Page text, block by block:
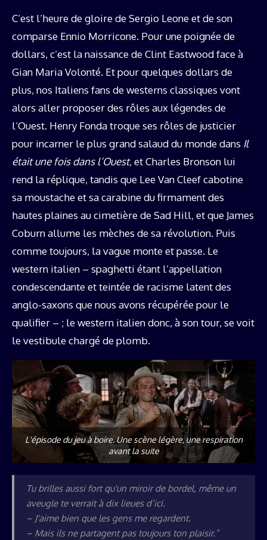
C’est l’heure de gloire de Sergio Leone et de son
comparse Ennio Morricone. Pour une poignée de
dollars, c’est la naissance de Clint Eastwood face à
Gian Maria Volonté. Et pour quelques dollars de
plus, nos Italiens fans de westerns classiques vont
alors aller proposer des rôles aux légendes de
l’Ouest. Henry Fonda troque ses rôles de justicier
pour incarner le plus grand salaud du monde dans Il
était une fois dans l’Ouest, et Charles Bronson lui
rend la réplique, tandis que Lee Van Cleef cabotine
sa moustache et sa carabine du firmament des
hautes plaines au cimetière de Sad Hill, et que James
Coburn allume les mèches de sa révolution. Puis
comme toujours, la vague monte et passe. Le
western italien – spaghetti étant l’appellation
condescendante et teintée de racisme latent des
anglo-saxons que nous avons récupérée pour le
qualifier – ; le western italien donc, à son tour, se voit
le vestibule chargé de plomb.
L'épisode du jeu à boire. Une scène légère, une respiration
avant la suite
Tu brilles aussi fort qu'un miroir de bordel, même un
aveugle te verrait à dix lieues d’ici.
– J'aime bien que les gens me regardent.
– Mais ils ne partagent pas toujours ton plaisir.”